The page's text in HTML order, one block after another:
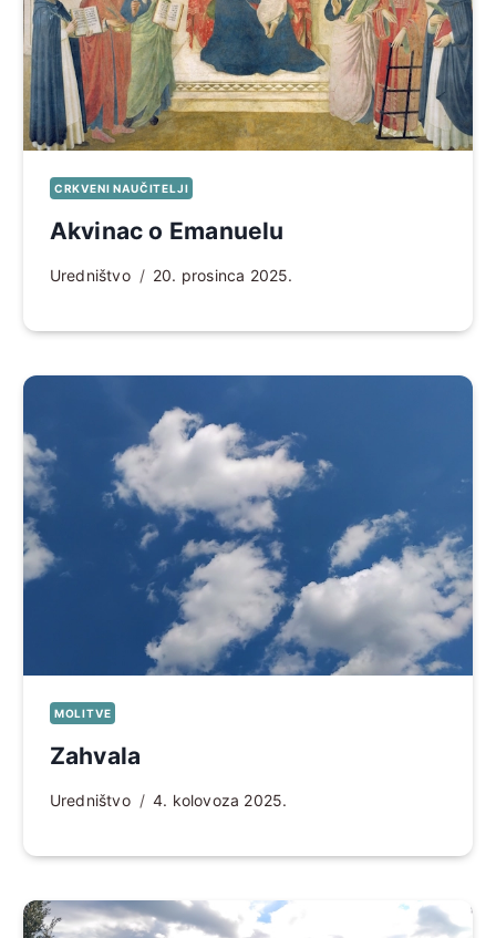
CRKVENI NAUČITELJI
Akvinac o Emanuelu
Uredništvo 20. prosinca 2025.
MOLITVE
Zahvala
Uredništvo 4. kolovoza 2025.